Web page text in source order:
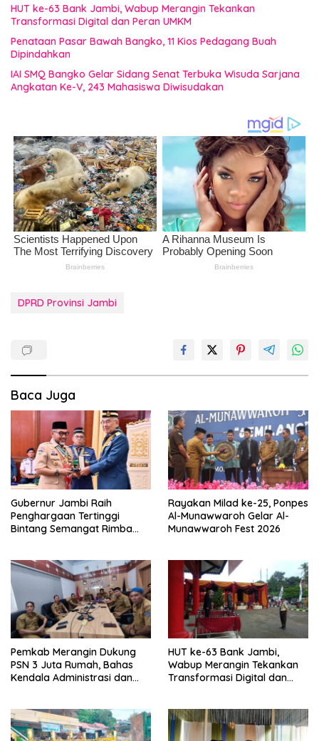
HUT ke-63 Bank Jambi, Wabup Merangin Tekankan
Transformasi Digital dan Peran UMKM
Penataan Pasar Bawah Bangko, 11 Kios Pedagang Buah
Dipindahkan
IAI SMQ Bangko Gelar Sidang Senat Terbuka Wisuda Sarjana
Angkatan Ke-V, 243 Mahasiswa Diwisudakan
DPRD Provinsi Jambi
Baca Juga
Gubernur Jambi Raih
Penghargaan Tertinggi
Bintang Semangat Rimba
Rayakan Milad ke-25, Ponpes
Al-Munawwaroh Gelar Al-
Munawwaroh Fest 2026
Pemkab Merangin Dukung
PSN 3 Juta Rumah, Bahas
Kendala Administrasi dan
HUT ke-63 Bank Jambi,
Wabup Merangin Tekankan
Transformasi Digital dan